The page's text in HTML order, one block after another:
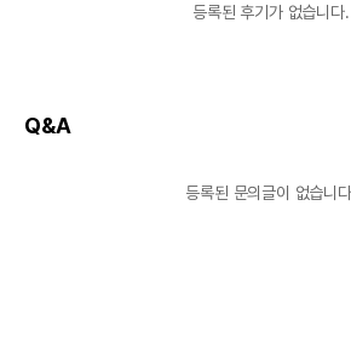
등록된 후기가 없습니다.
Q&A
등록된 문의글이 없습니